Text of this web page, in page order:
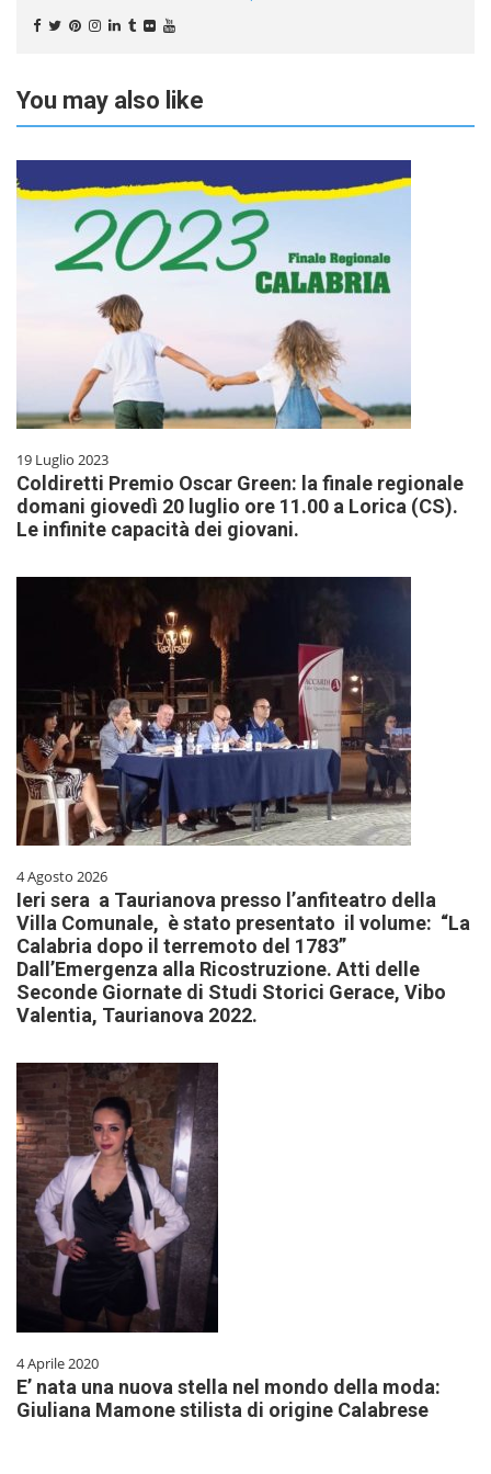
You may also like
19 Luglio 2023
Coldiretti Premio Oscar Green: la finale regionale
domani giovedì 20 luglio ore 11.00 a Lorica (CS).
Le infinite capacità dei giovani.
4 Agosto 2026
Ieri sera a Taurianova presso l’anfiteatro della
Villa Comunale, è stato presentato il volume: “La
Calabria dopo il terremoto del 1783”
Dall’Emergenza alla Ricostruzione. Atti delle
Seconde Giornate di Studi Storici Gerace, Vibo
Valentia, Taurianova 2022.
4 Aprile 2020
E’ nata una nuova stella nel mondo della moda:
Giuliana Mamone stilista di origine Calabrese